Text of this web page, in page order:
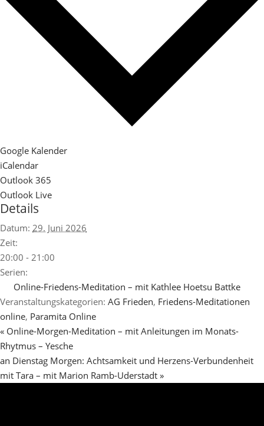
Google Kalender
iCalendar
Outlook 365
Outlook Live
Details
Datum: 29. Juni 2026
Zeit:
20:00 - 21:00
Serien:
Online-Friedens-Meditation – mit Kathlee Hoetsu Battke
Veranstaltungskategorien: AG Frieden, Friedens-Meditationen
online, Paramita Online
« Online-Morgen-Meditation – mit Anleitungen im Monats-
Rhytmus – Yesche
an Dienstag Morgen: Achtsamkeit und Herzens-Verbundenheit
mit Tara – mit Marion Ramb-Uderstadt »